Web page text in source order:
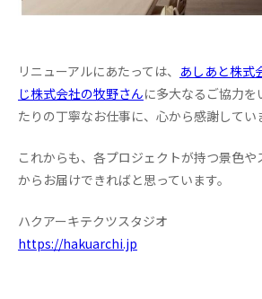
リニューアルにあたっては、 あしあと株式
じ株式会社の牧野さんに多大なるご協力
たりの丁寧なお仕事に、心から感謝してい
これからも、各プロジェクトが持つ景色
からお届けできればと思っています。
ハクアーキテクツスタジオ
https://hakuarchi.jp